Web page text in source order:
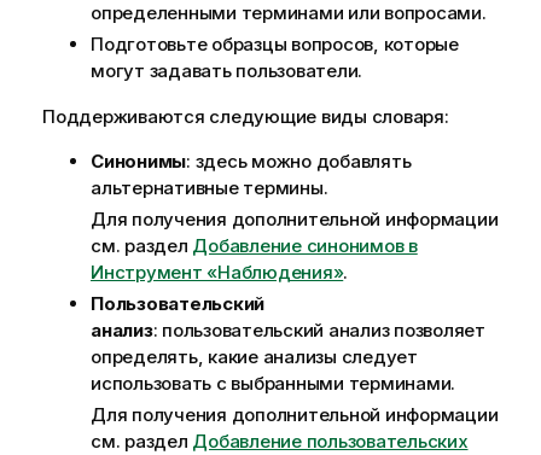
определенными терминами или вопросами.
Подготовьте образцы вопросов, которые
могут задавать пользователи.
Поддерживаются следующие виды словаря:
Синонимы: здесь можно добавлять
альтернативные термины.
Для получения дополнительной информации
см. раздел Добавление синонимов в
Инструмент «Наблюдения».
Пользовательский
анализ: пользовательский анализ позволяет
определять, какие анализы следует
использовать с выбранными терминами.
Для получения дополнительной информации
см. раздел Добавление пользовательских